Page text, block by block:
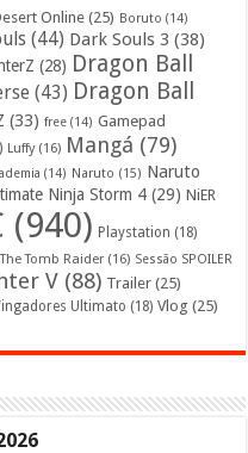
Online (25) Boruto (14)
(44) Dark Souls 3 (38)
(28) Dragon Ball
(43) Dragon Ball
(33) free (14) Gamepad
Luffy(16) Mangá (79)
(14) Naruto (15) Naruto
Ninja Storm 4 (29) NiER
(940) Playstation (18)
Tomb Raider (16) Sessão SPOILER
V (88) Trailer (25)
Ultimato (18) Vlog (25)